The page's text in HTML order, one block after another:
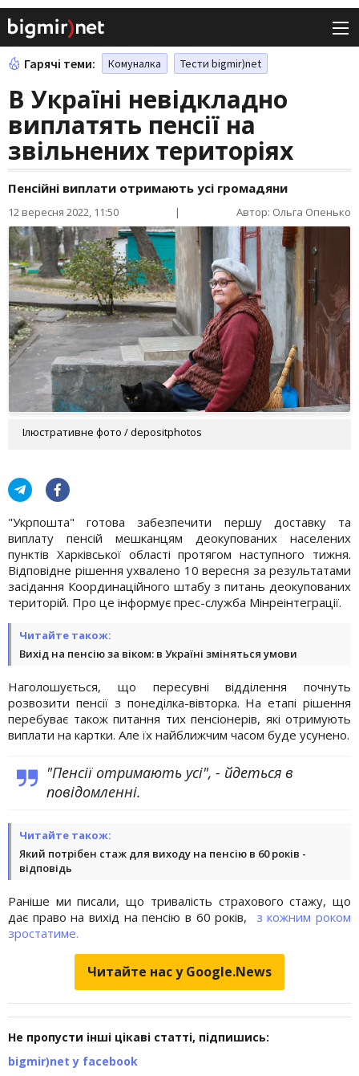
Гарячі теми: Комуналка Тести bigmir)net
В Україні невідкладно
виплатять пенсії на
звільнених територіях
Пенсійні виплати отримають усі громадяни
12 вересня 2022, 11:50 | Автор: Ольга Опенько
Ілюстративне фото / depositphotos
"Укрпошта" готова забезпечити першу доставку та
виплату пенсій мешканцям деокупованих населених
пунктів Харківської області протягом наступного тижня.
Відповідне рішення ухвалено 10 вересня за результатами
засідання Координаційного штабу з питань деокупованих
територій. Про це інформує прес-служба Мінреінтеграції.
Читайте також:
Вихід на пенсію за віком: в Україні зміняться умови
Наголошується, що пересувні відділення почнуть
розвозити пенсії з понеділка-вівторка. На етапі рішення
перебуває також питання тих пенсіонерів, які отримують
виплати на картки. Але їх найближчим часом буде усунено.
"Пенсії отримають усі", - йдеться в
повідомленні.
Читайте також:
Який потрібен стаж для виходу на пенсію в 60 років -
відповідь
Раніше ми писали, що тривалість страхового стажу, що
дає право на вихід на пенсію в 60 років, з кожним роком
зростатиме.
Читайте нас у Google.News
Не пропусти інші цікаві статті, підпишись:
bigmir)net у facebook